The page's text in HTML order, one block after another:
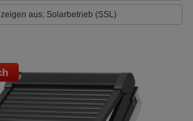
aus: Solarbetrieb (SSL)